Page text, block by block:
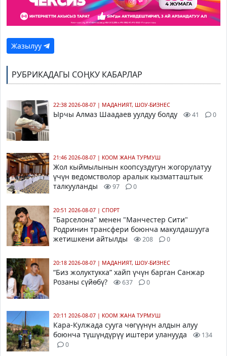
Жазылуу
РУБРИКАДАГЫ СОҢКУ КАБАРЛАР
22:38 2026-08-07 | МАДАНИЯТ, ШОУ-БИЗНЕС
Ырчы Алмаз Шаадаев уулдуу болду 41 0
21:46 2026-08-07 | КООМ ЖАНА ТУРМУШ
Жол кыймылынын коопсуздугун жогорулатуу
үчүн ведомстволор аралык кызматташтык
талкууланды
97 0
20:51 2026-08-07 | СПОРТ
"Барселона" менен "Манчестер Сити"
Родринин трансфери боюнча макулдашууга
жетишкени айтылды
208 0
20:18 2026-08-07 | МАДАНИЯТ, ШОУ-БИЗНЕС
“Биз жолуктукка” хайп үчүн барган Санжар
Розаны сүйөбү?
637 0
20:11 2026-08-07 | КООМ ЖАНА ТУРМУШ
Кара-Кулжада сууга чөгүүнүн алдын алуу
боюнча түшүндүрүү иштери уланууда
134
0